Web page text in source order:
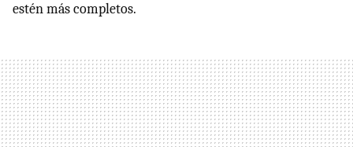
estén más completos.